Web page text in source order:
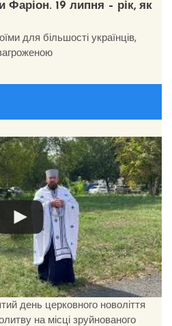
Фаріон. 19 липня – рік, як
для більшості українців,
день церковного новоліття
на місці зруйнованого